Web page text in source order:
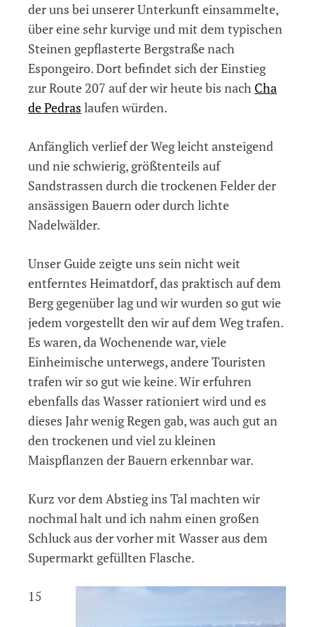
der uns bei unserer Unterkunft einsammelte,
über eine sehr kurvige und mit dem typischen
Steinen gepflasterte Bergstraße nach
Espongeiro. Dort befindet sich der Einstieg
zur Route 207 auf der wir heute bis nach Cha
de Pedras laufen würden.
Anfänglich verlief der Weg leicht ansteigend
und nie schwierig, größtenteils auf
Sandstrassen durch die trockenen Felder der
ansässigen Bauern oder durch lichte
Nadelwälder.
Unser Guide zeigte uns sein nicht weit
entferntes Heimatdorf, das praktisch auf dem
Berg gegenüber lag und wir wurden so gut wie
jedem vorgestellt den wir auf dem Weg trafen.
Es waren, da Wochenende war, viele
Einheimische unterwegs, andere Touristen
trafen wir so gut wie keine. Wir erfuhren
ebenfalls das Wasser rationiert wird und es
dieses Jahr wenig Regen gab, was auch gut an
den trockenen und viel zu kleinen
Maispflanzen der Bauern erkennbar war.
Kurz vor dem Abstieg ins Tal machten wir
nochmal halt und ich nahm einen großen
Schluck aus der vorher mit Wasser aus dem
Supermarkt gefüllten Flasche.
15